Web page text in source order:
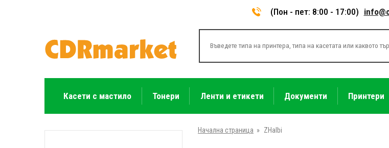
(Пон - пет: 8:00 - 17:00)
Касети с мастило Тонери Ленти и етикети Документи Принтери
Начална страница » ZHalbi